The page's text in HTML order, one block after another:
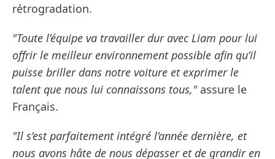
rétrogradation.
"Toute l’équipe va travailler dur avec Liam pour lui
offrir le meilleur environnement possible afin qu’il
puisse briller dans notre voiture et exprimer le
talent que nous lui connaissons tous,"assure le
Français.
"Il s’est parfaitement intégré l’année dernière, et
nous avons hâte de nous dépasser et de grandir en